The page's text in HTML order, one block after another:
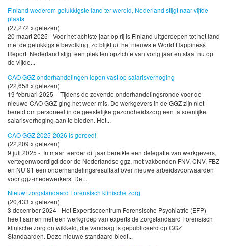
Finland wederom gelukkigste land ter wereld, Nederland stijgt naar vijfde
plaats
(27,272 x gelezen)
20 maart 2025 - Voor het achtste jaar op rij is Finland uitgeroepen tot het land
met de gelukkigste bevolking, zo blijkt uit het nieuwste World Happiness
Report. Nederland stijgt een plek ten opzichte van vorig jaar en staat nu op
de vijfde...
CAO GGZ onderhandelingen lopen vast op salarisverhoging
(22,658 x gelezen)
19 februari 2025 - Tijdens de zevende onderhandelingsronde voor de
nieuwe CAO GGZ ging het weer mis. De werkgevers in de GGZ zijn niet
bereid om personeel in de geestelijke gezondheidszorg een fatsoenlijke
salarisverhoging aan te bieden. Het...
CAO GGZ 2025-2026 is gereed!
(22,209 x gelezen)
9 juli 2025 - In maart eerder dit jaar bereikte een delegatie van werkgevers,
vertegenwoordigd door de Nederlandse ggz, met vakbonden FNV, CNV, FBZ
en NU’91 een onderhandelingsresultaat over nieuwe arbeidsvoorwaarden
voor ggz-medewerkers. De...
Nieuw: zorgstandaard Forensisch klinische zorg
(20,433 x gelezen)
3 december 2024 - Het Expertisecentrum Forensische Psychiatrie (EFP)
heeft samen met een werkgroep van experts de zorgstandaard Forensisch
klinische zorg ontwikkeld, die vandaag is gepubliceerd op GGZ
Standaarden. Deze nieuwe standaard biedt...